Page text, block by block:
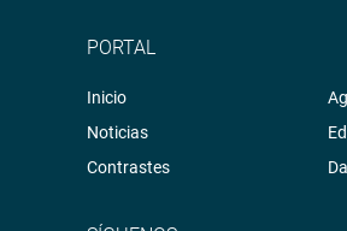
PORTAL
Inicio
Noticias
Contrastes